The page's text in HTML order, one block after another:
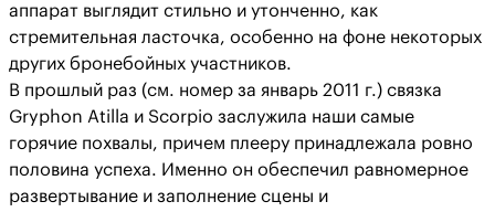
аппарат выглядит стильно и утонченно, как
стремительная ласточка, особенно на фоне некоторых
других бронебойных участников.
В прошлый раз (см. номер за январь 2011 г.) связка
Gryphon Atilla и Scorpio заслужила наши самые
горячие похвалы, причем плееру принадлежала ровно
половина успеха. Именно он обеспечил равномерное
развертывание и заполнение сцены и